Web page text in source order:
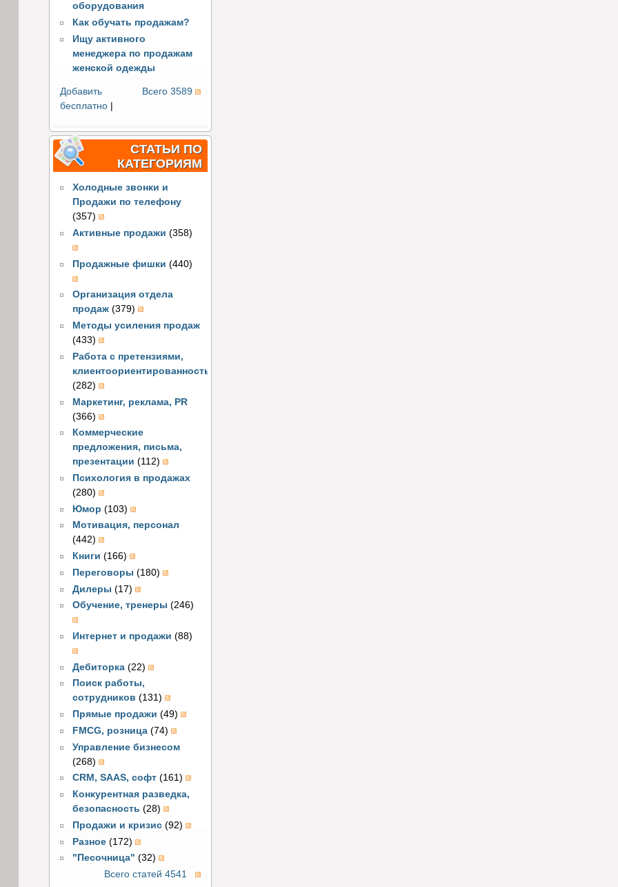
оборудования
Как обучать продажам?
Ищу активного
менеджера по продажам
женской одежды
Всего 3589
Добавить
бесплатно|
СТАТЬИ ПО
КАТЕГОРИЯМ
Холодные звонки и
Продажи по телефону
(357)
Активные продажи (358)
Продажные фишки (440)
Организация отдела
продаж (379)
Методы усиления продаж
(433)
Работа с претензиями,
клиентоориентированность
(282)
Маркетинг, реклама, PR
(366)
Коммерческие
предложения, письма,
презентации (112)
Психология в продажах
(280)
Юмор (103)
Мотивация, персонал
(442)
Книги (166)
Переговоры (180)
Дилеры (17)
Обучение, тренеры (246)
Интернет и продажи (88)
Дебиторка (22)
Поиск работы,
сотрудников (131)
Прямые продажи (49)
FMCG, розница (74)
Управление бизнесом
(268)
CRM, SAAS, софт (161)
Конкурентная разведка,
безопасность (28)
Продажи и кризис (92)
Разное (172)
"Песочница" (32)
Всего статей 4541